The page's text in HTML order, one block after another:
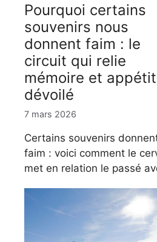
Pourquoi certains
souvenirs nous
donnent faim : le
circuit qui relie
mémoire et appétit
dévoilé
7 mars 2026
Certains souvenirs
faim : voici comment le
met en relation le passé